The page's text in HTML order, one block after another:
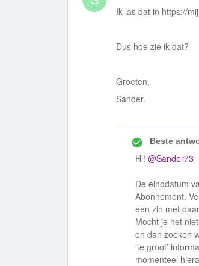
Ik las dat in https://
Dus hoe zie ik dat?
Groeten,
Sander.
Beste
Hi! ​ @Sander73
De einddatum
Abonnement.
een zin met
Mocht je het
en dan zoeken
‘te groot’
momenteel